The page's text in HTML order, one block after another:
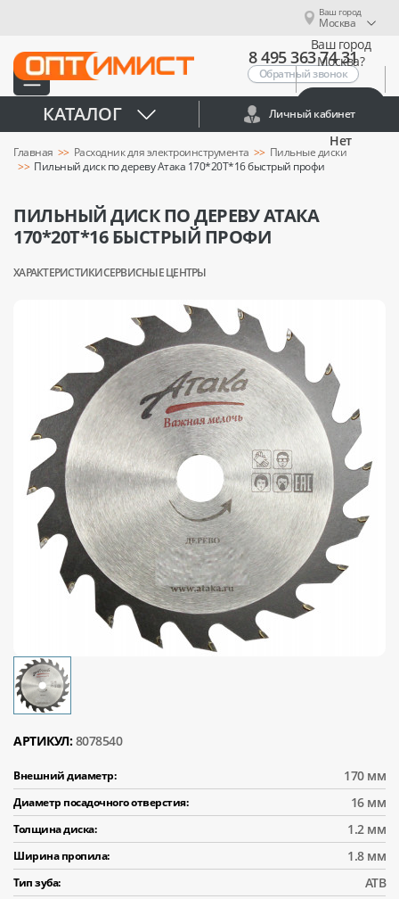
Ваш город
Москва
Ваш город
Москва?
Нет
8 495 363 74 31
Обратный звонок
КАТАЛОГ Личный кабинет
Главная Расходник для электроинструмента
Пильные диски
Пильный диск по дереву Атака 170*20T*16 быстрый профи
ПИЛЬНЫЙ ДИСК ПО ДЕРЕВУ АТАКА
170*20T*16 БЫСТРЫЙ ПРОФИ
ХАРАКТЕРИСТИКИСЕРВИСНЫЕ ЦЕНТРЫ
АРТИКУЛ: 8078540
Внешний диаметр: 170 мм
Диаметр посадочного отверстия: 16 мм
Толщина диска: 1.2 мм
Ширина пропила: 1.8 мм
Тип зуба: АТВ